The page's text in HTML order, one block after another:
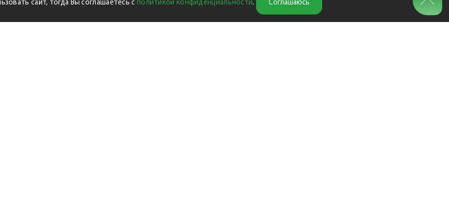
сайт, тогда Вы соглашаетесь с политикой конфиденциальности. Соглашаюсь